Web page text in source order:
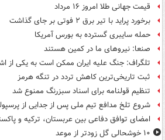
قیمت جهانی طلا امروز ۱۶ مرداد
برخورد پراید با تیر برق ۲ فوتی بر جای گذاشت
حمله سایبری گسترده به بورس آمریکا
صنعا: نیروهای ما در کمین‌ هستند
تلگراف: جنگ علیه ایران ممکن است به یکی از
ثبت تاریخی‌ترین کاهش تردد در تنگه هرمز
تنظیم قولنامه برای اسناد سبزرنگ ممنوع شد
شروع تلخ مدافع تیم ملی پس از جدایی از
امضای توافق دفاعی بین عربستان، ترکیه و
۱۰ خوشحالی گل زودتر از موعد